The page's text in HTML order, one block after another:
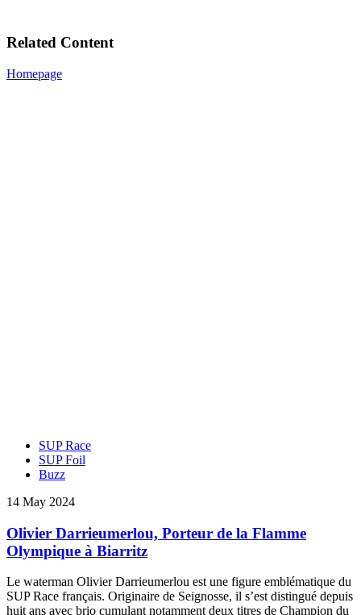
Related Content
Homepage
SUP Race
SUP Foil
Buzz
14 May 2024
Olivier Darrieumerlou, Porteur de la Flamme
Olympique à Biarritz
Le waterman Olivier Darrieumerlou est une figure emblématique du
SUP Race français. Originaire de Seignosse, il s’est distingué depuis
huit ans avec brio cumulant notamment deux titres de Champion du